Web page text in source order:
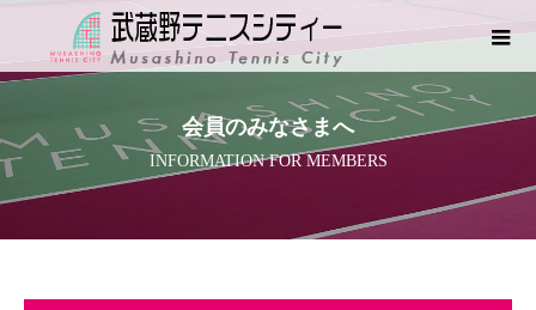
会員のみなさまへ
INFORMATION FOR MEMBERS